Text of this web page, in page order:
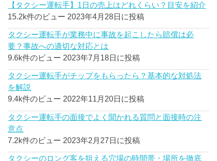
【タクシー運転手】1日の売上はどれくらい？目安を紹介
15.2k件のビュー 2023年4月28日に投稿
タクシー運転手が業務中に事故を起こしたら賠償は必
要？事故への適切な対応とは
9.6k件のビュー 2023年7月18日に投稿
タクシー運転手がチップをもらったら？基本的な対処法
を解説
9.4k件のビュー 2022年11月20日に投稿
タクシー運転手の面接でよく聞かれる質問と面接時の注
意点
7.2k件のビュー 2023年2月27日に投稿
タクシーのロング客を狙える穴場の時間帯・場所を徹底